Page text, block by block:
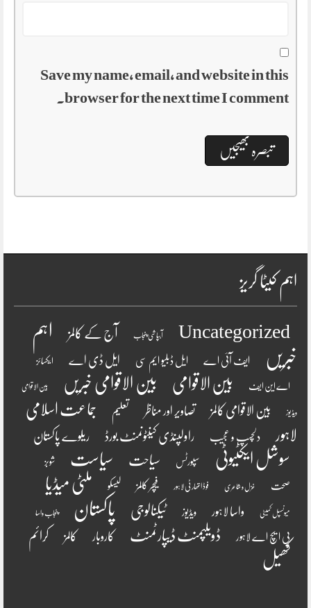
Save my name, email, and website in this
browser for the next time I comment.
اہم کیٹا گریز
Uncategorized آبپاشی پنجاب آج کے کالمز
اہم
خبریں
ایف آئی اے ایل ڈبلیو ایم سی ایل ڈی اے ایکسائز
اے این ایف بین الاقوامی بین الاقوامی خبریں بین الاقوامی
ویڈیوز بین الاقوامی کالمز تصاویر اور مناظر تعلیم
جماعت اسلامی
لاہور
دلچسپ و عجیب راولپنڈی کینٹونمنٹ بورڈ ریلوے پاکستان
سوشل ایکٹیوٹی سپورٹس سیاحت سیاست شوبز
صحت غزل و شاعری فوڈ اتھارٹی لاہور فیچر کالمز لیسکو ملٹی میڈیا
میونسپل کمیٹی واسا لاہور ویڈیوز ٹیکنالوجی پاکستان پنجاب واسا
پی ایچ اے لاہور ڈویلپمنٹ ڈیپارٹمنٹ کاروبار کالمز کرائم
کھیل